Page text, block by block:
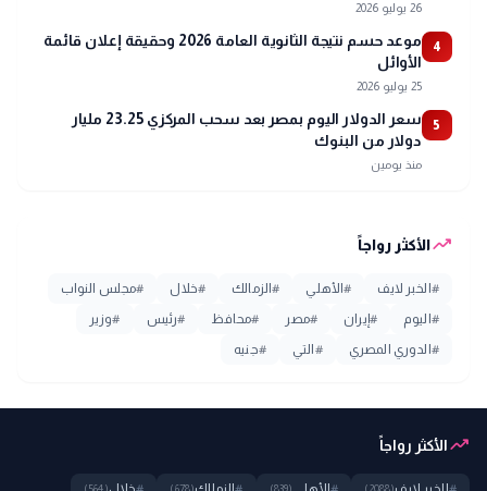
26 يوليو 2026
4
موعد حسم نتيجة الثانوية العامة 2026 وحقيقة إعلان قائمة
الأوائل
25 يوليو 2026
5
سعر الدولار اليوم بمصر بعد سحب المركزي 23.25 مليار
دولار من البنوك
منذ يومين
trending_upالأكثر رواجاً
# الخبر لايف #الأهلي #الزمالك #خلال #مجلس النواب
# اليوم # إيران #مصر #محافظ #رئيس #وزير
# الدوري المصري # التي #جنيه
trending_upالأكثر رواجاً
(2088)
(839)
(678)
(564)